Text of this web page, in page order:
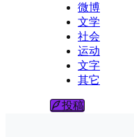
微博
文学
社会
运动
文字
其它
投稿